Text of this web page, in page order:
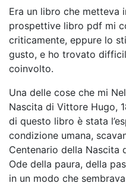
Era un libro che metteva
prospettive libro pdf mi
criticamente, eppure lo
gusto, e ho trovato
coinvolto.
Una delle cose che mi
Nascita di Vittore Hugo,
di questo libro è stata
condizione umana,
Centenario della Nascita
Ode della paura, della
in un modo che